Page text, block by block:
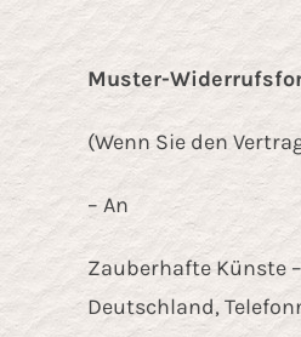
Muster-
(Wenn Sie den
– An
Zauberhafte Künste
Deutschland,